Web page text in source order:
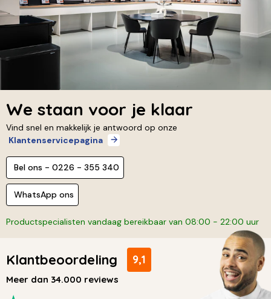
We staan voor je klaar
Vind snel en makkelijk je antwoord op onze
Klantenservicepagina
Bel ons - 0226 - 355 340
WhatsApp ons
Productspecialisten vandaag bereikbaar van 08:00 - 22:00 uur
Klantbeoordeling 9,1
Meer dan 34.000 reviews